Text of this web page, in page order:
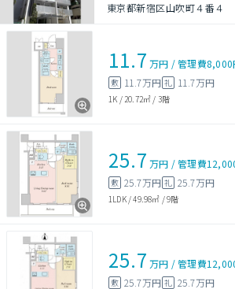
東京都新宿区山吹町４番４
11.7 万円 /管理費8,000
敷 11.7万円 礼 11.7万円
1K / 20.72㎡ / 3階
25.7 万円 /管理費
敷 25.7万円 礼 25.7万円
1LDK/49.98㎡ /9階
25.7 万円 /管理費
敷 25.7万円 礼 25.7万円